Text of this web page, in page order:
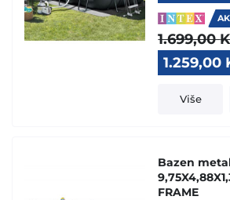
1.699,00
Original
price
was:
1.699,00
1.259,00
Više
Bazen
FRAME